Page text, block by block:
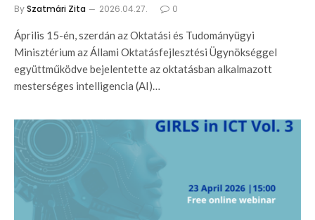
BySzatmári Zita 2026.04.27. 0
Április 15-én, szerdán az Oktatási és Tudományügyi
Minisztérium az Állami Oktatásfejlesztési Ügynökséggel
együttműködve bejelentette az oktatásban alkalmazott
mesterséges intelligencia (AI)…